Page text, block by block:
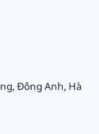
Đông Anh, Hà